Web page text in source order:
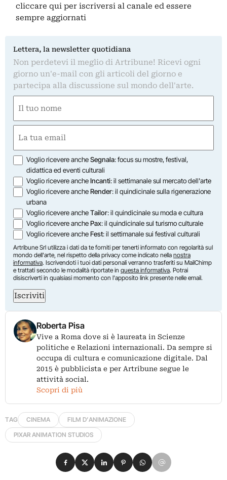
cliccare qui per iscriversi al canale ed essere
sempre aggiornati
Lettera, la newsletter quotidiana
Non perdetevi il meglio di Artribune! Ricevi ogni
giorno un'e-mail con gli articoli del giorno e
partecipa alla discussione sul mondo dell'arte.
(Obbligatorio)
Nome
(Obbligatorio)
Opzioni
Voglio ricevere ancheSegnala: focus su mostre, festival,
didattica ed eventi culturali
Voglio ricevere ancheIncanti: il settimanale sul mercato dell'arte
Voglio ricevere ancheRender: il quindicinale sulla rigenerazione
urbana
Voglio ricevere ancheTailor: il quindicinale su moda e cultura
Voglio ricevere anchePax: il quindicinale sul turismo culturale
Voglio ricevere ancheFest: il settimanale sui festival culturali
Artribune Srl utilizza i dati da te forniti per tenerti informato con regolarità sul
mondo dell'arte, nel rispetto della privacy come indicato nella nostra
informativa. Iscrivendoti i tuoi dati personali verranno trasferiti su MailChimp
e trattati secondo le modalità riportate in questa informativa. Potrai
disiscriverti in qualsiasi momento con l'apposito link presente nelle email.
Iscriviti
Roberta Pisa
Vive a Roma dove si è laureata in Scienze
politiche e Relazioni internazionali. Da sempre si
occupa di cultura e comunicazione digitale. Dal
2015 è pubblicista e per Artribune segue le
attività social.
Scopri di più
TAG CINEMA
FILM D’ANIMAZIONE
PIXAR ANIMATION STUDIOS
Condividi su Facebook
Condividi su X
Condividi su LinkedIn
Condividi su Pinterest
Condividi su WhatsApp
Condividi su Email